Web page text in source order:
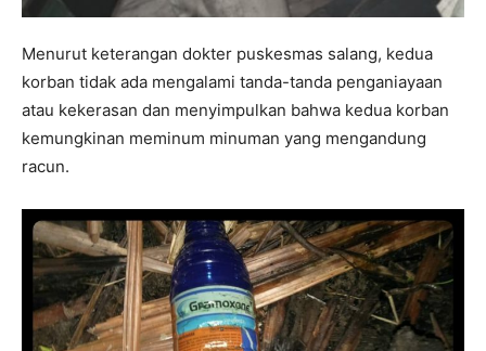
Menurut keterangan dokter puskesmas salang, kedua
korban tidak ada mengalami tanda-tanda penganiayaan
atau kekerasan dan menyimpulkan bahwa kedua korban
kemungkinan meminum minuman yang mengandung
racun.